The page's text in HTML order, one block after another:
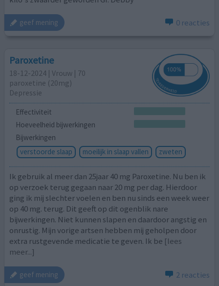
geef mening 0 reacties
Paroxetine
18-12-2024 | Vrouw | 70
paroxetine (20mg)
Depressie
Effectiviteit
Hoeveelheid bijwerkingen
Bijwerkingen
verstoorde slaap
moeilijk in slaap vallen zweten
Ik gebruik al meer dan 25jaar 40 mg Paroxetine. Nu ben ik
op verzoek terug gegaan naar 20 mg per dag. Hierdoor
ging ik mij slechter voelen en ben nu sinds een week weer
op 40 mg. terug. Dit geeft op dit ogenblik nare
bijwerkingen. Niet kunnen slapen en daardoor angstig en
onrustig. Mijn vorige artsen hebben mij geholpen door
extra rustgevende medicatie te geven. Ik be [lees
meer...]
geef mening 2 reacties